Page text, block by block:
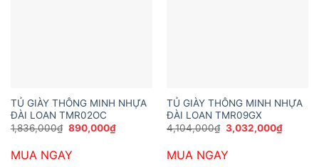
TỦ GIÀY THÔNG MINH NHỰA
ĐÀI LOAN TMR02OC
1,836,000₫ Giá
1,836,000₫.
890,000₫Giá
hiện
MUA NGAY
TỦ GIÀY THÔNG MINH NHỰA
ĐÀI LOAN TMR09GX
4,104,000₫ Giá
gốc
4,104,000₫.
3,032,000₫Giá
hiện
MUA NGAY